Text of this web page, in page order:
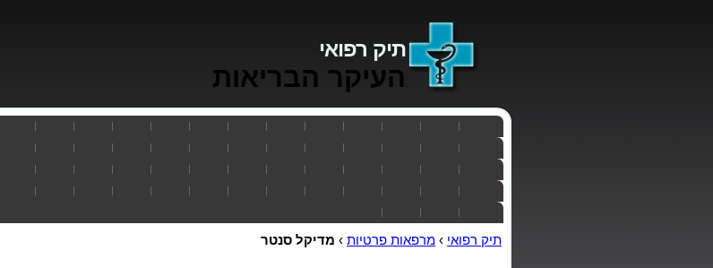
תיק רפואי
העיקר הבריאות
תיק רפואי › מרפאות פרטיות › מדיקל סנטר